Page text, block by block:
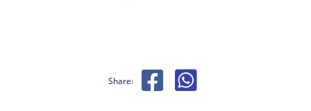
Share: